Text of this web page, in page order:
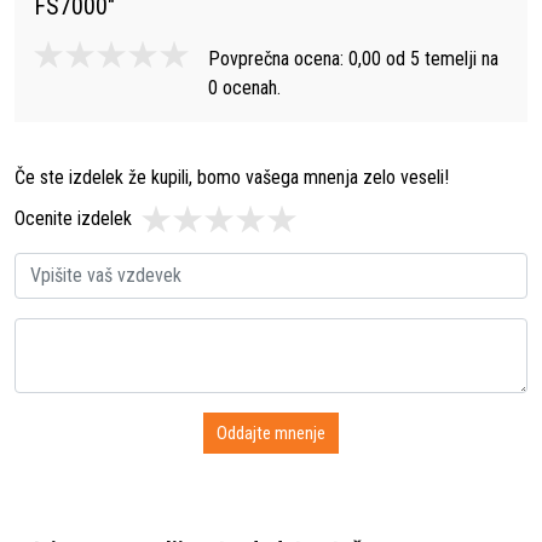
FS7000"
Povprečna ocena: 0,00 od 5 temelji na
0 ocenah.
Če ste izdelek že kupili, bomo vašega mnenja zelo veseli!
Ocenite izdelek